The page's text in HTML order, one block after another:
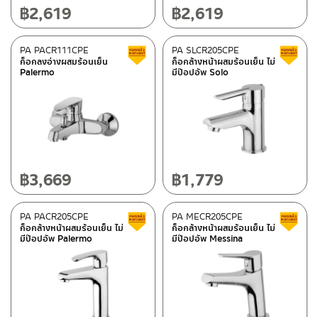
฿2,619 ฿2,619
ก็อกลงอ่างผสมร้อนเย็น
Palermo
PA PACR111CPE สินค้าลดราคา เคลียร์สต็อก
฿3,669
ก็อกล้างหน้าผสมร้อนเย็น ไม่
มีป๊อปอัพ Solo
PA SLCR205CPE
฿1,779
ก็อกล้างหน้าผสมร้อนเย็น ไม่
มีป๊อปอัพ Palermo
PA PACR205CPE สินค้าลดราคา เคลียร์สต็อก
ก็อกล้างหน้าผสมร้อนเย็น ไม่
มีป๊อปอัพ Messina
PA MECR205CPE